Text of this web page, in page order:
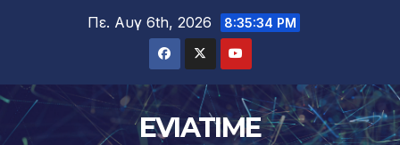
Πε. Αυγ 6th, 2026 8:35:35 PM
EVIATIME